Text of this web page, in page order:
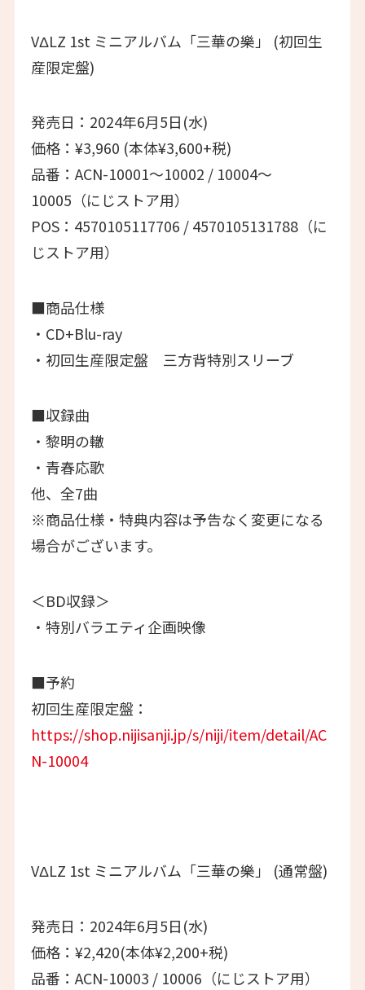
VΔLZ 1st ミニアルバム「三華の樂」 (初回生
産限定盤)
発売日：2024年6月5日(水)
価格：¥3,960 (本体¥3,600+税)
品番：ACN-10001〜10002 / 10004〜
10005（にじストア用）
POS：4570105117706 / 4570105131788（に
じストア用）
■商品仕様
・CD+Blu-ray
・初回生産限定盤 三方背特別スリーブ
■収録曲
・黎明の轍
・青春応歌
他、全7曲
※商品仕様・特典内容は予告なく変更になる
場合がございます。
＜BD収録＞
・特別バラエティ企画映像
■予約
初回生産限定盤：
https://shop.nijisanji.jp/s/niji/item/detail/AC
N-10004
VΔLZ 1st ミニアルバム「三華の樂」 (通常盤)
発売日：2024年6月5日(水)
価格：¥2,420(本体¥2,200+税)
品番：ACN-10003 / 10006（にじストア用）